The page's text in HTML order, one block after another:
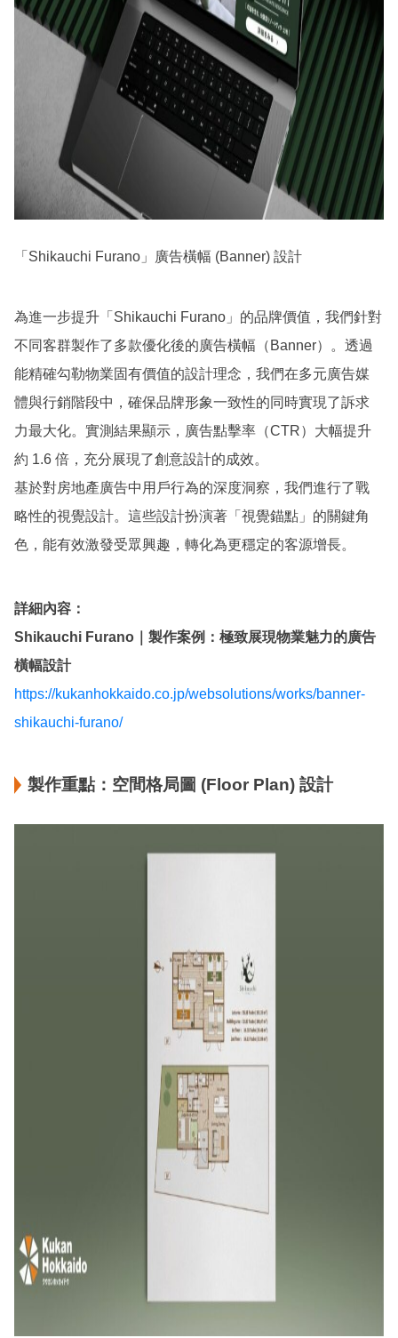
「Shikauchi Furano」廣告橫幅 (Banner) 設計
為進一步提升「Shikauchi Furano」的品牌價值，我們針對
不同客群製作了多款優化後的廣告橫幅（Banner）。透過
能精確勾勒物業固有價值的設計理念，我們在多元廣告媒
體與行銷階段中，確保品牌形象一致性的同時實現了訴求
力最大化。實測結果顯示，廣告點擊率（CTR）大幅提升
約 1.6 倍，充分展現了創意設計的成效。
基於對房地產廣告中用戶行為的深度洞察，我們進行了戰
略性的視覺設計。這些設計扮演著「視覺錨點」的關鍵角
色，能有效激發受眾興趣，轉化為更穩定的客源增長。
詳細內容：
Shikauchi Furano｜製作案例：極致展現物業魅力的廣告
橫幅設計
https://kukanhokkaido.co.jp/websolutions/works/banner-
shikauchi-furano/
製作重點：空間格局圖 (Floor Plan) 設計